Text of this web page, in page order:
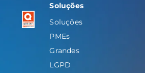
Soluções
Soluções
PMEs
Grandes
LGPD